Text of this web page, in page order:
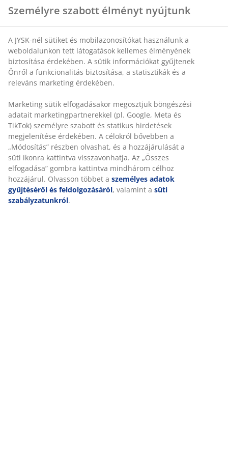
Személyre szabott élményt nyújtunk
A JYSK-nél sütiket és mobilazonosítókat használunk a
weboldalunkon tett látogatások kellemes élményének
biztosítása érdekében. A sütik információkat gyűjtenek
Önről a funkcionalitás biztosítása, a statisztikák és a
releváns marketing érdekében.
Marketing sütik elfogadásakor megosztjuk böngészési
adatait marketingpartnerekkel (pl. Google, Meta és
TikTok) személyre szabott és statikus hirdetések
megjelenítése érdekében. A célokról bővebben a
„Módosítás” részben olvashat, és a hozzájárulását a
süti ikonra kattintva visszavonhatja. Az „Összes
elfogadása” gombra kattintva mindhárom célhoz
hozzájárul. Olvasson többet a személyes adatok
gyűjtéséről és feldolgozásáról, valamint a süti
szabályzatunkról.